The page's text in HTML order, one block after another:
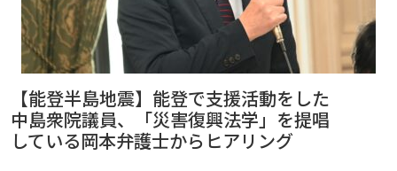
【能登半島地震】能登で支援活動をした
中島衆院議員、「災害復興法学」を提唱
している岡本弁護士からヒアリング